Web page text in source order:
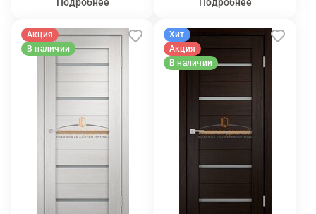
Подробнее Подробнее
Акция
В наличии
Хит
Акция
В наличии